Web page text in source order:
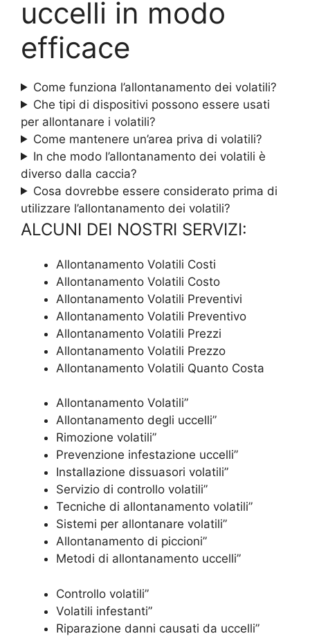
uccelli in modo
efficace
Come funziona l’allontanamento dei volatili?
Che tipi di dispositivi possono essere usati
per allontanare i volatili?
Come mantenere un’area priva di volatili?
In che modo l’allontanamento dei volatili è
diverso dalla caccia?
Cosa dovrebbe essere considerato prima di
utilizzare l’allontanamento dei volatili?
ALCUNI DEI NOSTRI SERVIZI:
Allontanamento Volatili Costi
Allontanamento Volatili Costo
Allontanamento Volatili Preventivi
Allontanamento Volatili Preventivo
Allontanamento Volatili Prezzi
Allontanamento Volatili Prezzo
Allontanamento Volatili Quanto Costa
Allontanamento Volatili”
Allontanamento degli uccelli”
Rimozione volatili”
Prevenzione infestazione uccelli”
Installazione dissuasori volatili”
Servizio di controllo volatili”
Tecniche di allontanamento volatili”
Sistemi per allontanare volatili”
Allontanamento di piccioni”
Metodi di allontanamento uccelli”
Controllo volatili”
Volatili infestanti”
Riparazione danni causati da uccelli”